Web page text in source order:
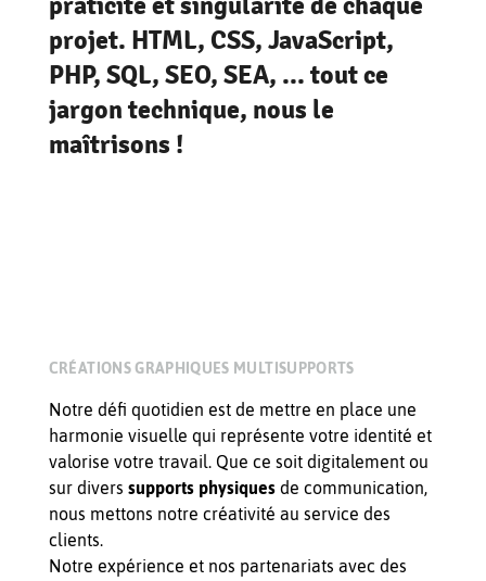
projet. HTML, CSS, JavaScript,
PHP, SQL, SEO, SEA, ... tout ce
jargon technique, nous le
maîtrisons !
CRÉATIONS GRAPHIQUES MULTISUPPORTS
Notre défi quotidien est de mettre en place une
harmonie visuelle qui représente votre identité et
valorise votre travail. Que ce soit digitalement ou
sur divers supports physiquesde communication,
nous mettons notre créativité au service des
clients.
Notre expérience et nos partenariats avec des